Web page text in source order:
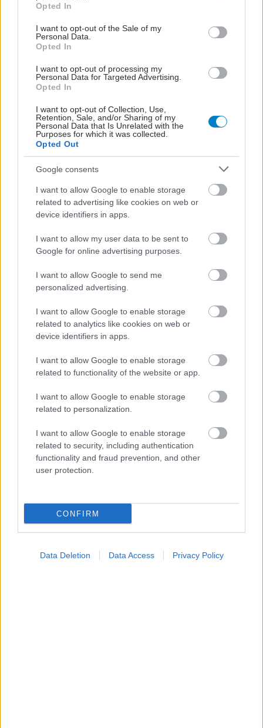
use your data for below specified purposes in below Google
consent section.
Opted In
I want to opt-out of the Sale of my
Personal Data.
Opted In
I want to opt-out of processing my
Personal Data for Targeted Advertising.
Opted In
I want to opt-out of Collection, Use,
Retention, Sale, and/or Sharing of my
Personal Data that Is Unrelated with the
Purposes for which it was collected.
Opted Out
Google consents
I want to allow Google to enable storage
related to advertising like cookies on web or
device identifiers in apps.
I want to allow my user data to be sent to
Google for online advertising purposes.
I want to allow Google to send me
personalized advertising.
I want to allow Google to enable storage
related to analytics like cookies on web or
device identifiers in apps.
I want to allow Google to enable storage
related to functionality of the website or app.
I want to allow Google to enable storage
related to personalization.
I want to allow Google to enable storage
related to security, including authentication
functionality and fraud prevention, and other
user protection.
CONFIRM
Data Deletion Data Access Privacy Policy
ΜΠΕΙΤΕ ΣΤΗ ΣΥΖΗΤΗΣΗ
Loading...
Προσθήκη Σχολίου
ΣΗΜΕΡΑ ΣΤΟ IATRONET.GR
με το πέρασμα του χρόνου